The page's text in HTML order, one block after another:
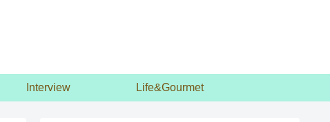
Interview Life&Gourmet